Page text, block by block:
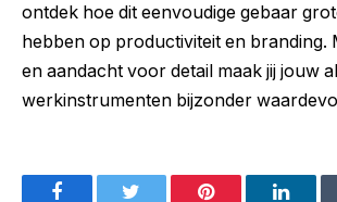
ontdek hoe dit eenvoudige gebaar
hebben op productiviteit en branding.
en aandacht voor detail maak jij jouw
werkinstrumenten bijzonder
Facebook Pinterest